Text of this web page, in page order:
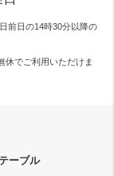
前日の14時30分以降の
休でご利用いただけま
テーブル